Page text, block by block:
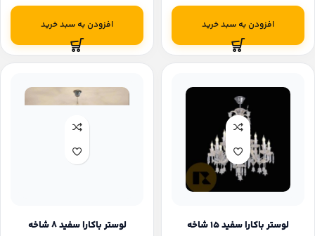
افزودن به سبد خرید افزودن به سبد خرید
لوستر باکارا سفید ۱۵ شاخه لوستر باکارا سفید ۸ شاخه